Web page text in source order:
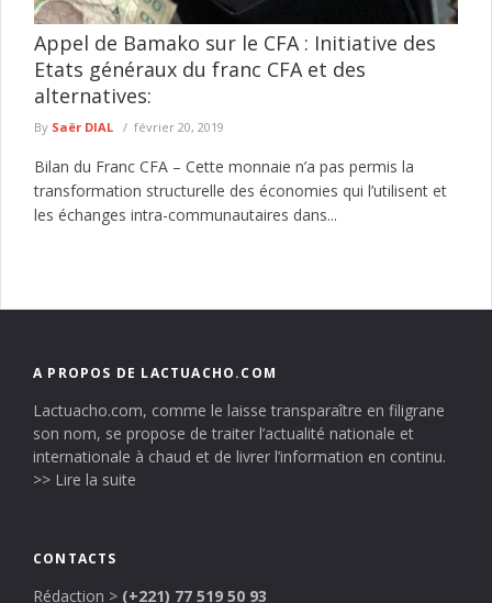
Appel de Bamako sur le CFA : Initiative des
Etats généraux du franc CFA et des
alternatives:
By Saër DIAL février 20, 2019
Bilan du Franc CFA – Cette monnaie n’a pas permis la
transformation structurelle des économies qui l’utilisent et
les échanges intra-communautaires dans...
A PROPOS DE LACTUACHO.COM
Lactuacho.com, comme le laisse transparaître en filigrane
son nom, se propose de traiter l’actualité nationale et
internationale à chaud et de livrer l’information en continu.
>> Lire la suite
CONTACTS
Rédaction > (+221) 77 519 50 93